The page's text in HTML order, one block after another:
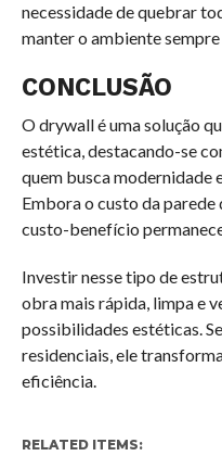
necessidade de quebrar
manter o ambiente
CONCLUSÃO
O drywall é uma solução
estética, destacando-se
quem busca modernidade
Embora o custo da parede
custo-benefício
Investir nesse tipo de
obra mais rápida, limpa e
possibilidades estéticas.
residenciais, ele
eficiência.
RELATED ITEMS: